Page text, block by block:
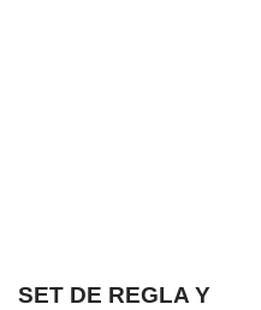
SET DE REGLA Y